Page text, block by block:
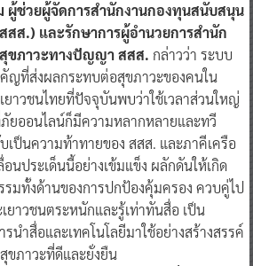
ผู้ช่วยผู้จัดการสำนักงานกองทุนสนับสนุน
สส.) และรักษาการผู้อำนวยการสำนัก
ขภาวะทางปัญญา สสส. กล่าวว่า ระบบ
ญที่ส่งผลกระทบต่อสุขภาวะของคนใน
ยาวชนไทยที่ปัจจุบันพบว่าใช้เวลาส่วนใหญ่
ยออนไลน์ก็มีความหลากหลายและทวี
เป็นความท้าทายของ สสส. และภาคีเครือ
นประเด็นนี้อย่างเข้มแข็ง ผลักดันให้เกิด
รมทั้งด้านของการปกป้องคุ้มครอง ควบคู่ไป
เยาวชนตระหนักและรู้เท่าทันสื่อ เป็น
นำสื่อและเทคโนโลยีมาใช้อย่างสร้างสรรค์
ขภาวะที่ดีและยั่งยืน